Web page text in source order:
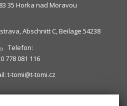
35 Horka nad Moravou
Abschnitt C, Beilage 54238
Telefon:
778 081 116
t-tomi@t-tomi.cz